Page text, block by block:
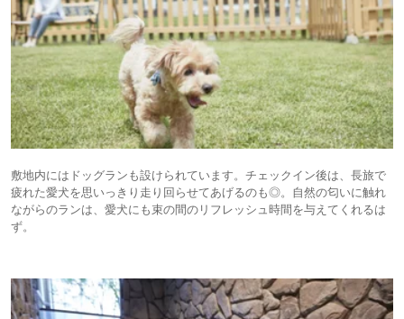
敷地内にはドッグランも設けられています。チェックイン後は、長旅で
疲れた愛犬を思いっきり走り回らせてあげるのも◎。自然の匂いに触れ
ながらのランは、愛犬にも束の間のリフレッシュ時間を与えてくれるは
ず。